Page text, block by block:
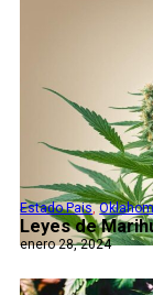
Leyes de
Estado Pais,
enero 28, 2024